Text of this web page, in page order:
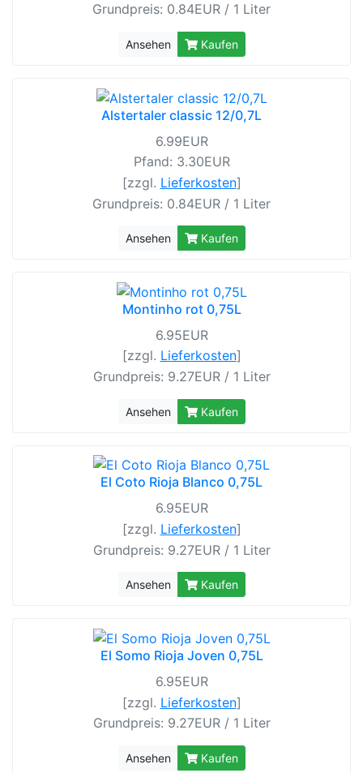
Grundpreis: 0.84EUR / 1 Liter
Ansehen Kaufen
Alstertaler classic 12/0,7L
6.99EUR
Pfand: 3.30EUR
[zzgl. Lieferkosten]
Grundpreis: 0.84EUR / 1 Liter
Ansehen Kaufen
Montinho rot 0,75L
6.95EUR
[zzgl. Lieferkosten]
Grundpreis: 9.27EUR / 1 Liter
Ansehen Kaufen
El Coto Rioja Blanco 0,75L
6.95EUR
[zzgl. Lieferkosten]
Grundpreis: 9.27EUR / 1 Liter
Ansehen Kaufen
El Somo Rioja Joven 0,75L
6.95EUR
[zzgl. Lieferkosten]
Grundpreis: 9.27EUR / 1 Liter
Ansehen Kaufen